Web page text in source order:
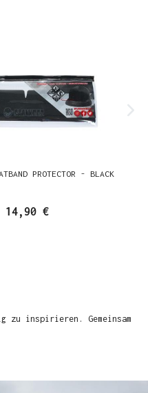
PROTECTOR - BLACK
14,90 €
zu inspirieren. Gemeinsam